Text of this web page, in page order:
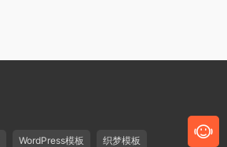
WordPress模板 织梦模板